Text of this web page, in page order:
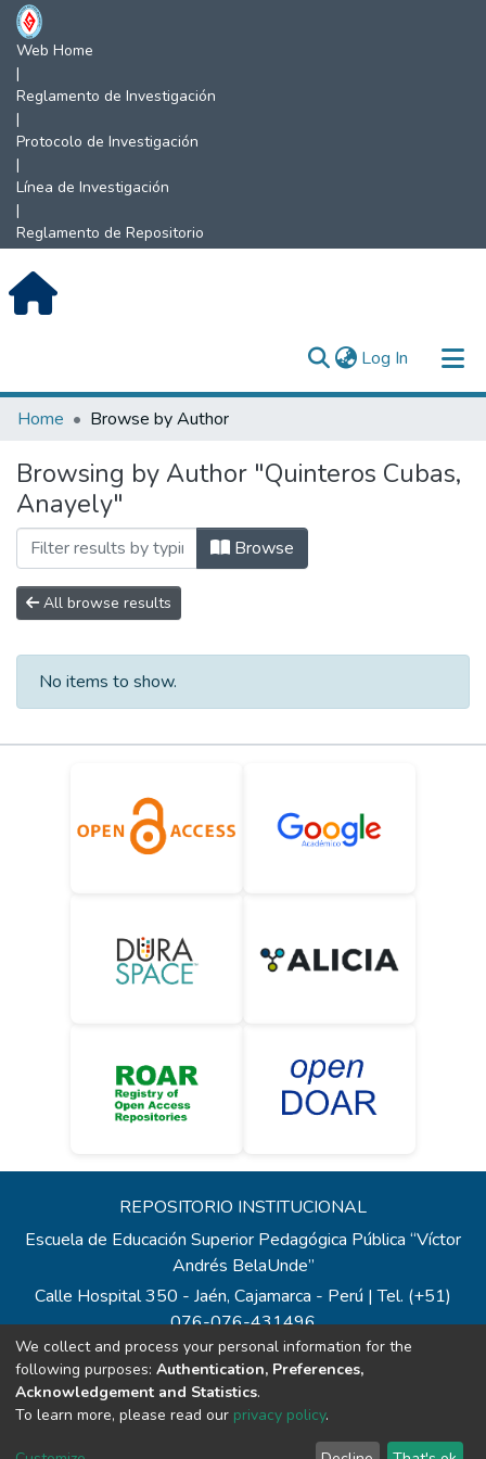
Web Home
|
Reglamento de Investigación
|
Protocolo de Investigación
|
Línea de Investigación
|
Reglamento de Repositorio
Log In (current)
Communities & Collections
All of DSpace
Home Browse by Author
Browsing by Author "Quinteros Cubas,
Anayely"
Browse
All browse results
No items to show.
REPOSITORIO INSTITUCIONAL
Escuela de Educación Superior Pedagógica Pública “Víctor
Andrés BelaUnde”
Calle Hospital 350 - Jaén, Cajamarca - Perú | Tel. (+51)
076-076-431496
Todos los contenidos de repositorio.eesppvab.edu.pe están
bajo la Licencia Creative Commons
Correo:repositorio@eesppvab.edu.pe
We collect and process your personal information for the
following purposes: Authentication, Preferences,
Acknowledgement and Statistics.
To learn more, please read our privacy policy.